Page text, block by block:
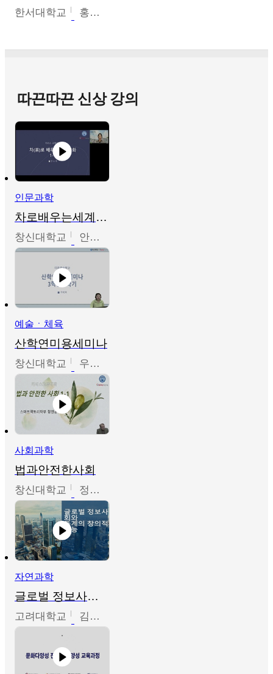
한서대학교 홍창호
따끈따끈 신상 강의
인문과학
차로배우는세계문화
창신대학교 안소영
예술ㆍ체육
산학연미용세미나
창신대학교 우미옥,오윤경,박선이
사회과학
법과안전한사회
창신대학교 정연균
자연과학
글로벌 정보사회와 통계의 창의적 기능
고려대학교 김희영